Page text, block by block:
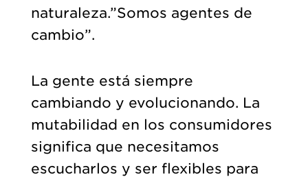
naturaleza.”Somos agentes de
cambio”.
La gente está siempre
cambiando y evolucionando. La
mutabilidad en los consumidores
significa que necesitamos
escucharlos y ser flexibles para